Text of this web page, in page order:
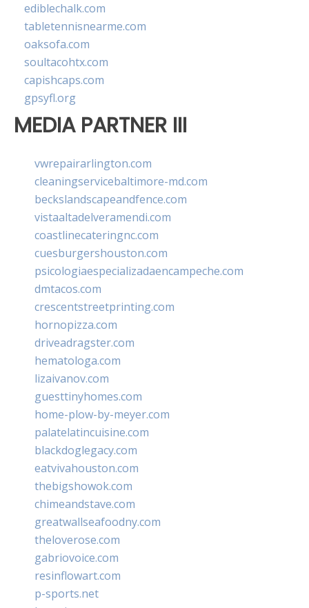
ediblechalk.com
tabletennisnearme.com
oaksofa.com
soultacohtx.com
capishcaps.com
gpsyfl.org
MEDIA PARTNER III
vwrepairarlington.com
cleaningservicebaltimore-md.com
beckslandscapeandfence.com
vistaaltadelveramendi.com
coastlinecateringnc.com
cuesburgershouston.com
psicologiaespecializadaencampeche.com
dmtacos.com
crescentstreetprinting.com
hornopizza.com
driveadragster.com
hematologa.com
lizaivanov.com
guesttinyhomes.com
home-plow-by-meyer.com
palatelatincuisine.com
blackdoglegacy.com
eatvivahouston.com
thebigshowok.com
chimeandstave.com
greatwallseafoodny.com
theloverose.com
gabriovoice.com
resinflowart.com
p-sports.net